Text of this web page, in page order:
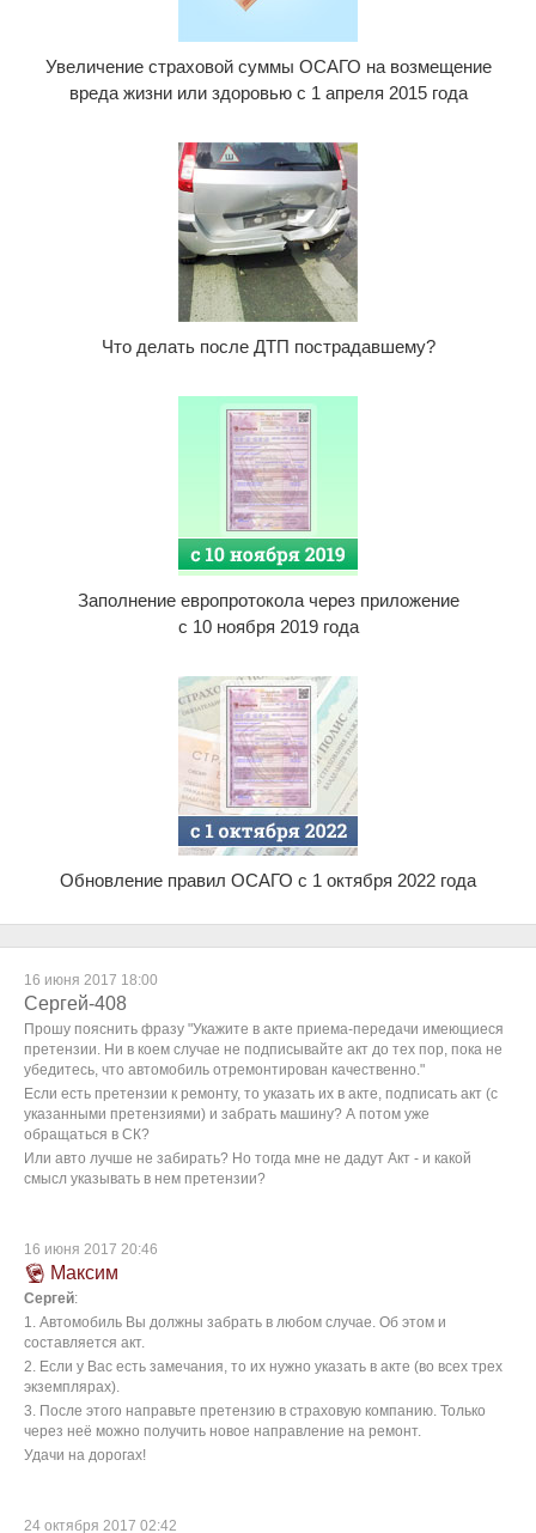
Увеличение страховой суммы ОСАГО на возмещение
вреда жизни или здоровью с 1 апреля 2015 года
Что делать после ДТП пострадавшему?
Заполнение европротокола через приложение
с 10 ноября 2019 года
Обновление правил ОСАГО с 1 октября 2022 года
16 июня 2017 18:00
Сергей-408
Прошу пояснить фразу "Укажите в акте приема-передачи имеющиеся
претензии. Ни в коем случае не подписывайте акт до тех пор, пока не
убедитесь, что автомобиль отремонтирован качественно."
Если есть претензии к ремонту, то указать их в акте, подписать акт (с
указанными претензиями) и забрать машину? А потом уже
обращаться в СК?
Или авто лучше не забирать? Но тогда мне не дадут Акт - и какой
смысл указывать в нем претензии?
16 июня 2017 20:46
Максим
Сергей:
1. Автомобиль Вы должны забрать в любом случае. Об этом и
составляется акт.
2. Если у Вас есть замечания, то их нужно указать в акте (во всех трех
экземплярах).
3. После этого направьте претензию в страховую компанию. Только
через неё можно получить новое направление на ремонт.
Удачи на дорогах!
24 октября 2017 02:42